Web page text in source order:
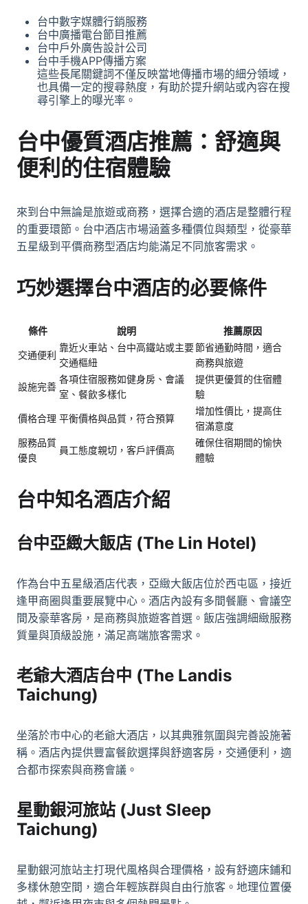
台中數字媒體行銷服務
台中廣播電台節目推薦
台中戶外廣告設計公司
台中手機APP傳播方案
這些長尾關鍵詞不僅反映當地傳播市場的細分領域，
也具備一定的搜尋熱度，有助於提升網站或內容在搜
尋引擎上的曝光率。
台中優質酒店推薦：舒適與
便利的住宿體驗
來到台中無論是旅遊或商務，選擇合適的酒店是整體行程
的重要環節。台中酒店市場涵蓋多種價位與類型，從豪華
五星級到平價商務型酒店均能滿足不同旅客需求。
巧妙選擇台中酒店的必要條件
條件 說明 推薦原因
交通便利
靠近火車站、台中高鐵站或主要
交通樞紐
節省通勤時間，適合
商務與旅遊
設施完善
各項住宿服務如健身房、會議
室、餐飲多樣化
提供更優質的住宿體
驗
價格合理 平衡價格與品質，符合預算
增加性價比，提高住
宿滿意度
服務品質
優良
員工態度親切，客戶評價高
確保住宿期間的愉快
體驗
台中知名酒店介紹
台中亞緻大飯店 (The Lin Hotel)
作為台中五星級酒店代表，亞緻大飯店位於西屯區，接近
逢甲商圈與重要展覽中心。酒店內設有多間餐廳、會議空
間及豪華客房，是商務與旅遊客首選。飯店強調細緻服務
質量與頂級設施，滿足高端旅客需求。
老爺大酒店台中 (The Landis
Taichung)
坐落於市中心的老爺大酒店，以其典雅氛圍與完善設施著
稱。酒店內提供豐富餐飲選擇與舒適客房，交通便利，適
合都市探索與商務會議。
星動銀河旅站 (Just Sleep
Taichung)
星動銀河旅站主打現代風格與合理價格，設有舒適床鋪和
多樣休憩空間，適合年輕族群與自由行旅客。地理位置優